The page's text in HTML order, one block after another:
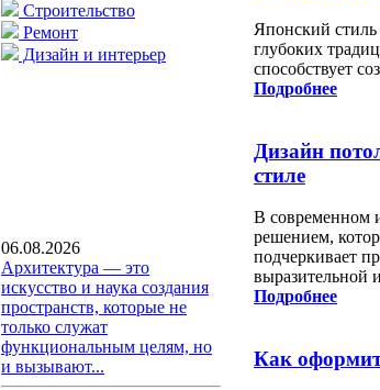
Строительство
Ремонт
Дизайн и интерьер
06.08.2026
Архитектура — это
искусство и наука создания
пространств, которые не
только служат
функциональным целям, но
и вызывают...
Японский
глубоких
способствует
Подробнее
Дизайн
стиле
В современном
решением,
подчеркивает
выразительной
Подробнее
Как